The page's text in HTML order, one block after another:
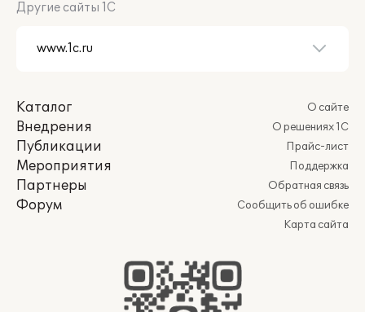
Другие сайты 1С
Каталог
Внедрения
Публикации
Мероприятия
Партнеры
Форум
О сайте
О решениях 1С
Прайс-лист
Поддержка
Обратная связь
Сообщить об ошибке
Карта сайта